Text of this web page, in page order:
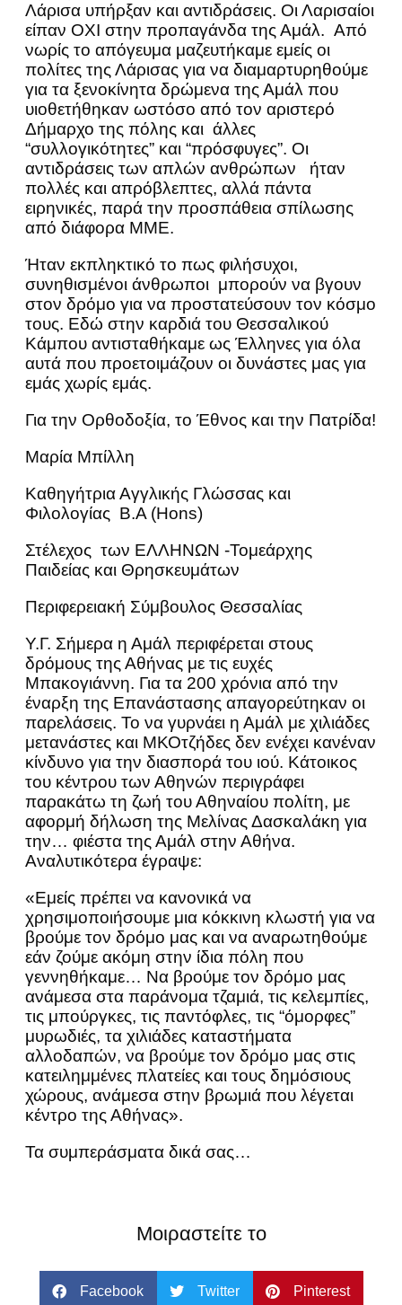
Λάρισα υπήρξαν και αντιδράσεις. Οι Λαρισαίοι
είπαν ΟΧΙ στην προπαγάνδα της Αμάλ. Από
νωρίς το απόγευμα μαζευτήκαμε εμείς οι
πολίτες της Λάρισας για να διαμαρτυρηθούμε
για τα ξενοκίνητα δρώμενα της Αμάλ που
υιοθετήθηκαν ωστόσο από τον αριστερό
Δήμαρχο της πόλης και άλλες
“συλλογικότητες” και “πρόσφυγες”. Οι
αντιδράσεις των απλών ανθρώπων ήταν
πολλές και απρόβλεπτες, αλλά πάντα
ειρηνικές, παρά την προσπάθεια σπίλωσης
από διάφορα ΜΜΕ.
Ήταν εκπληκτικό το πως φιλήσυχοι,
συνηθισμένοι άνθρωποι μπορούν να βγουν
στον δρόμο για να προστατεύσουν τον κόσμο
τους. Εδώ στην καρδιά του Θεσσαλικού
Κάμπου αντισταθήκαμε ως Έλληνες για όλα
αυτά που προετοιμάζουν οι δυνάστες μας για
εμάς χωρίς εμάς.
Για την Ορθοδοξία, το Έθνος και την Πατρίδα!
Μαρία Μπίλλη
Καθηγήτρια Αγγλικής Γλώσσας και
Φιλολογίας Β.Α (Ηons)
Στέλεχος των ΕΛΛΗΝΩΝ -Τομεάρχης
Παιδείας και Θρησκευμάτων
Περιφερειακή Σύμβουλος Θεσσαλίας
Υ.Γ. Σήμερα η Αμάλ περιφέρεται στους
δρόμους της Αθήνας με τις ευχές
Μπακογιάννη. Για τα 200 χρόνια από την
έναρξη της Επανάστασης απαγορεύτηκαν οι
παρελάσεις. Το να γυρνάει η Αμάλ με χιλιάδες
μετανάστες και ΜΚΟτζήδες δεν ενέχει κανέναν
κίνδυνο για την διασπορά του ιού. Κάτοικος
του κέντρου των Αθηνών περιγράφει
παρακάτω τη ζωή του Αθηναίου πολίτη, με
αφορμή δήλωση της Μελίνας Δασκαλάκη για
την… φιέστα της Αμάλ στην Αθήνα.
Αναλυτικότερα έγραψε:
«Εμείς πρέπει να κανονικά να
χρησιμοποιήσουμε μια κόκκινη κλωστή για να
βρούμε τον δρόμο μας και να αναρωτηθούμε
εάν ζούμε ακόμη στην ίδια πόλη που
γεννηθήκαμε… Να βρούμε τον δρόμο μας
ανάμεσα στα παράνομα τζαμιά, τις κελεμπίες,
τις μπούργκες, τις παντόφλες, τις “όμορφες”
μυρωδιές, τα χιλιάδες καταστήματα
αλλοδαπών, να βρούμε τον δρόμο μας στις
κατειλημμένες πλατείες και τους δημόσιους
χώρους, ανάμεσα στην βρωμιά που λέγεται
κέντρο της Αθήνας».
Τα συμπεράσματα δικά σας…
Μοιραστείτε το
Facebook Twitter Pinterest